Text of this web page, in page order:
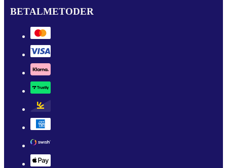
BETALMETODER